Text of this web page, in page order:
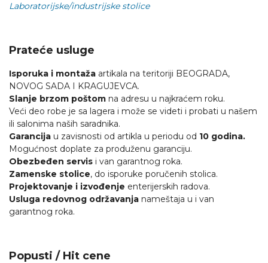
Laboratorijske/industrijske stolice
Prateće usluge
Isporuka i montaža artikala na teritoriji BEOGRADA,
NOVOG SADA I KRAGUJEVCA.
Slanje brzom poštom na adresu u najkraćem roku.
Veći deo robe je sa lagera i može se videti i probati u našem
ili salonima naših saradnika.
Garancija u zavisnosti od artikla u periodu od 10 godina.
Mogućnost doplate za produženu garanciju.
Obezbeđen servis i van garantnog roka.
Zamenske stolice, do isporuke poručenih stolica.
Projektovanje i izvođenje enterijerskih radova.
Usluga redovnog održavanja nameštaja u i van
garantnog roka.
Popusti / Hit cene